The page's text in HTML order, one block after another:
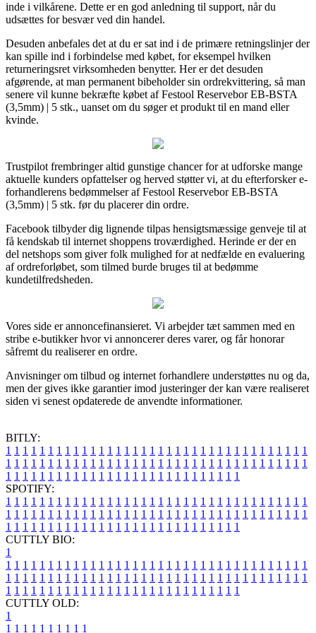
inde i vilkårene. Dette er en god anledning til support, når du
udsættes for besvær ved din handel.
Desuden anbefales det at du er sat ind i de primære retningslinjer der
kan spille ind i forbindelse med købet, for eksempel hvilken
returneringsret virksomheden benytter. Her er det desuden
afgørende, at man permanent bibeholder sin ordrekvittering, så man
senere vil kunne bekræfte købet af Festool Reservebor EB-BSTA
(3,5mm) | 5 stk., uanset om du søger et produkt til en mand eller
kvinde.
Trustpilot frembringer altid gunstige chancer for at udforske mange
aktuelle kunders opfattelser og herved støtter vi, at du efterforsker e-
forhandlerens bedømmelser af Festool Reservebor EB-BSTA
(3,5mm) | 5 stk. før du placerer din ordre.
Facebook tilbyder dig lignende tilpas hensigtsmæssige genveje til at
få kendskab til internet shoppens troværdighed. Herinde er der en
del netshops som giver folk mulighed for at nedfælde en evaluering
af ordreforløbet, som tilmed burde bruges til at bedømme
kundetilfredsheden.
Vores side er annoncefinansieret. Vi arbejder tæt sammen med en
stribe e-butikker hvor vi annoncerer deres varer, og får honorar
såfremt du realiserer en ordre.
Anvisninger om tilbud og internet forhandlere understøttes nu og da,
men der gives ikke garantier imod justeringer der kan være realiseret
siden vi senest opdaterede de anvendte informationer.
BITLY:
1 1 1 1 1 1 1 1 1 1 1 1 1 1 1 1 1 1 1 1 1 1 1 1 1 1 1 1 1 1 1 1 1 1 1 1
1 1 1 1 1 1 1 1 1 1 1 1 1 1 1 1 1 1 1 1 1 1 1 1 1 1 1 1 1 1 1 1 1 1 1 1
1 1 1 1 1 1 1 1 1 1 1 1 1 1 1 1 1 1 1 1 1 1 1 1 1 1 1 1
SPOTIFY:
1 1 1 1 1 1 1 1 1 1 1 1 1 1 1 1 1 1 1 1 1 1 1 1 1 1 1 1 1 1 1 1 1 1 1 1
1 1 1 1 1 1 1 1 1 1 1 1 1 1 1 1 1 1 1 1 1 1 1 1 1 1 1 1 1 1 1 1 1 1 1 1
1 1 1 1 1 1 1 1 1 1 1 1 1 1 1 1 1 1 1 1 1 1 1 1 1 1 1 1
CUTTLY BIO:
1
1 1 1 1 1 1 1 1 1 1 1 1 1 1 1 1 1 1 1 1 1 1 1 1 1 1 1 1 1 1 1 1 1 1 1 1
1 1 1 1 1 1 1 1 1 1 1 1 1 1 1 1 1 1 1 1 1 1 1 1 1 1 1 1 1 1 1 1 1 1 1 1
1 1 1 1 1 1 1 1 1 1 1 1 1 1 1 1 1 1 1 1 1 1 1 1 1 1 1 1
CUTTLY OLD:
1
1 1 1 1 1 1 1 1 1 1